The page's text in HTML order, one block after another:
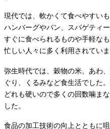
現代では、軟かくて食べやすい
ハンバーグやパン、スパゲティ
すぐに食べられるものや手軽な
忙しい人々に多く利用されていま
弥生時代では、穀物の米、あわ
ぐり、くるみなど食生活でした
どれも硬いので多くの回数噛ま
した。
食品の加工技術の向上とともに